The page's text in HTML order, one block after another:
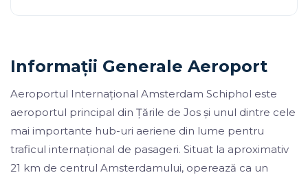
Informații Generale Aeroport
Aeroportul Internațional Amsterdam Schiphol este
aeroportul principal din Țările de Jos și unul dintre cele
mai importante hub-uri aeriene din lume pentru
traficul internațional de pasageri. Situat la aproximativ
21 km de centrul Amsterdamului, operează ca un